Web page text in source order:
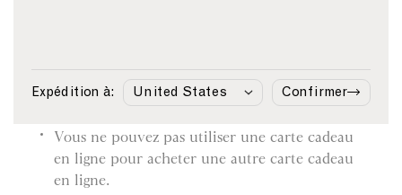
compte du montant de l’article. Aucun
remboursement en espèces ne sera effectué.
Vous ne pouvez pas utiliser une carte cadeau
en ligne pour acheter une autre carte cadeau
en ligne.
Expédition à: Confirmer